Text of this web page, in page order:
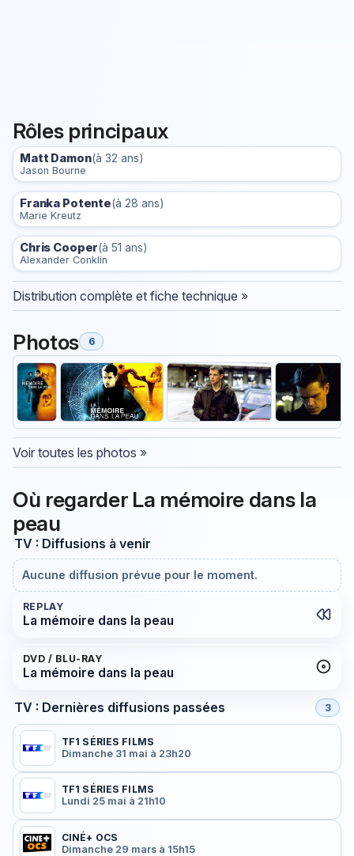
Rôles principaux
Matt Damon(à 32 ans)
Jason Bourne
Franka Potente(à 28 ans)
Marie Kreutz
Chris Cooper(à 51 ans)
Alexander Conklin
Distribution complète et fiche technique »
Photos 6
Voir toutes les photos »
Où regarder La mémoire dans la
peau
TV : Diffusions à venir
Aucune diffusion prévue pour le moment.
REPLAY
La mémoire dans la peau
DVD / BLU-RAY
La mémoire dans la peau
TV : Dernières diffusions passées 3
TF1 SÉRIES FILMS
Dimanche 31 mai à 23h20
TF1 SÉRIES FILMS
Lundi 25 mai à 21h10
CINÉ+ OCS
Dimanche 29 mars à 15h15